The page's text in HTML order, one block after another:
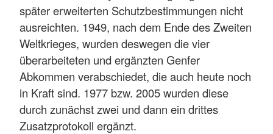
später erweiterten Schutzbestimmungen nicht
ausreichten. 1949, nach dem Ende des Zweiten
Weltkrieges, wurden deswegen die vier
überarbeiteten und ergänzten Genfer
Abkommen verabschiedet, die auch heute noch
in Kraft sind. 1977 bzw. 2005 wurden diese
durch zunächst zwei und dann ein drittes
Zusatzprotokoll ergänzt.